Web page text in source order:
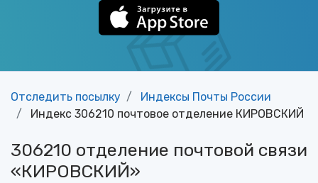
Отследить посылку
Индексы Почты России
Индекс 306210 почтовое отделение КИРОВСКИЙ
306210 отделение почтовой связи
«КИРОВСКИЙ»